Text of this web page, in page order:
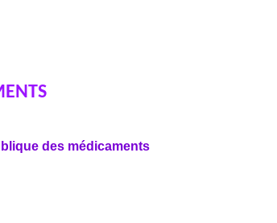
des médicaments